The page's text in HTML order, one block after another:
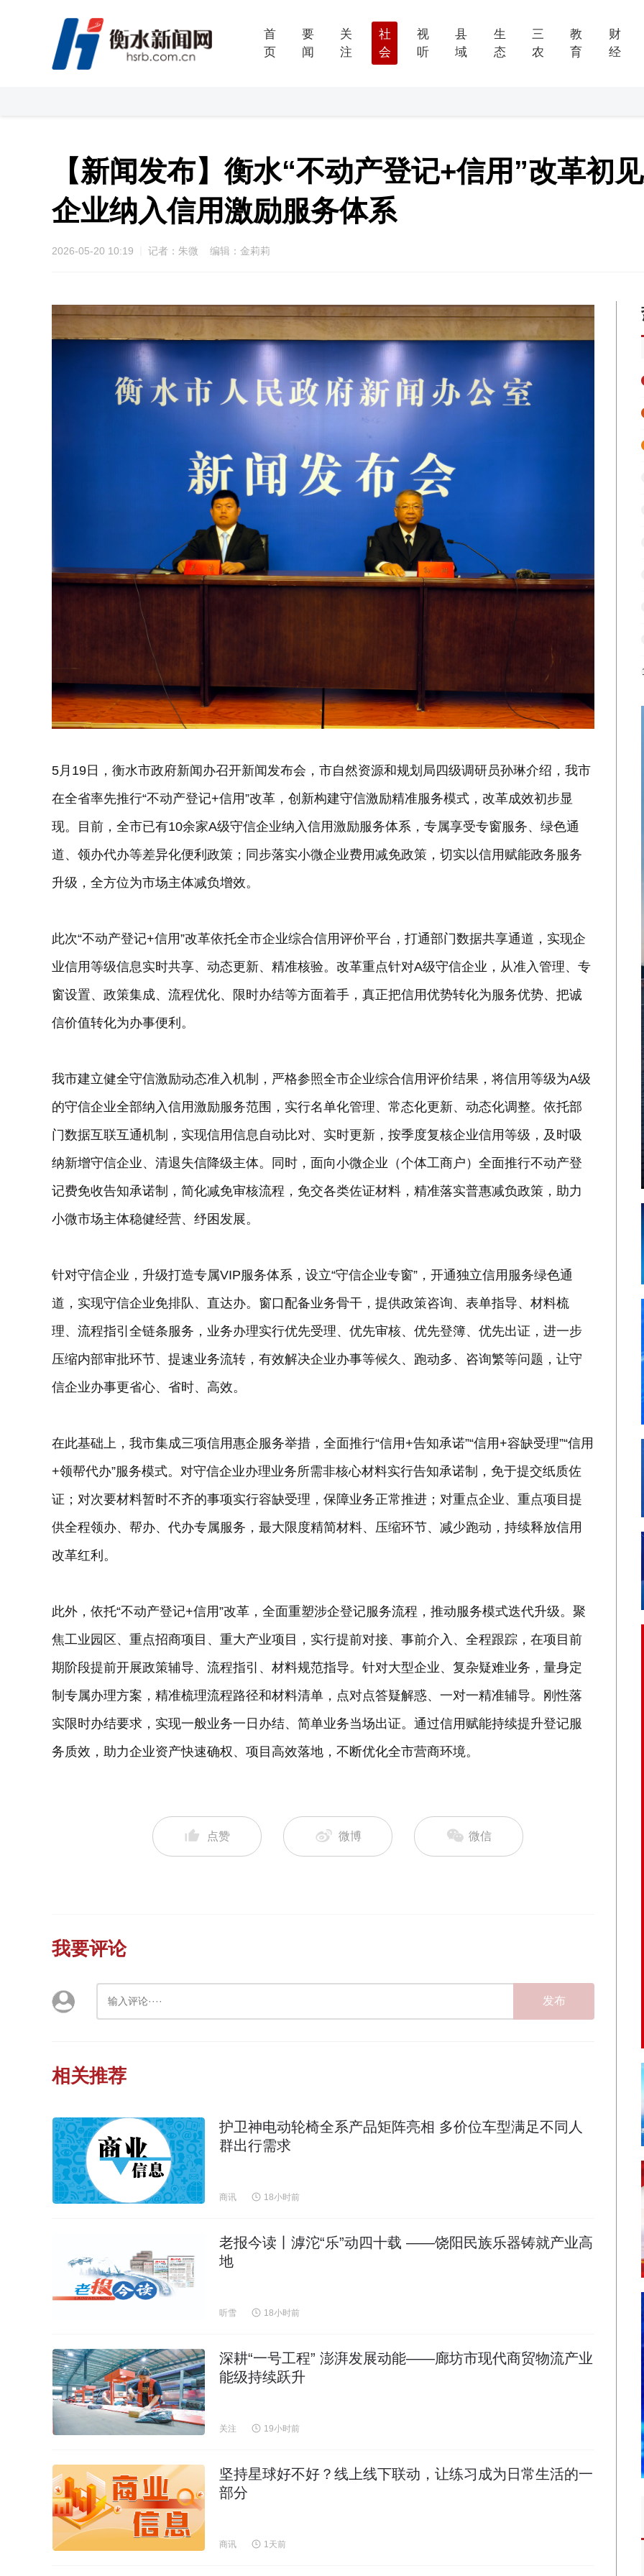
首
页
要
闻
关
注
社
会
视
听
县
域
生
态
三
农
教
育
财
经
【新闻发布】衡水“不动产登记+信用”改革初
企业纳入信用激励服务体系
2026-05-20 10:19 记者：朱微 编辑：金莉莉
5月19日，衡水市政府新闻办召开新闻发布会，市自然资源和规划局四级调研员孙琳介绍，我市
在全省率先推行“不动产登记+信用”改革，创新构建守信激励精准服务模式，改革成效初步显
现。目前，全市已有10余家A级守信企业纳入信用激励服务体系，专属享受专窗服务、绿色通
道、领办代办等差异化便利政策；同步落实小微企业费用减免政策，切实以信用赋能政务服务
升级，全方位为市场主体减负增效。
此次“不动产登记+信用”改革依托全市企业综合信用评价平台，打通部门数据共享通道，实现企
业信用等级信息实时共享、动态更新、精准核验。改革重点针对A级守信企业，从准入管理、专
窗设置、政策集成、流程优化、限时办结等方面着手，真正把信用优势转化为服务优势、把诚
信价值转化为办事便利。
我市建立健全守信激励动态准入机制，严格参照全市企业综合信用评价结果，将信用等级为A级
的守信企业全部纳入信用激励服务范围，实行名单化管理、常态化更新、动态化调整。依托部
门数据互联互通机制，实现信用信息自动比对、实时更新，按季度复核企业信用等级，及时吸
纳新增守信企业、清退失信降级主体。同时，面向小微企业（个体工商户）全面推行不动产登
记费免收告知承诺制，简化减免审核流程，免交各类佐证材料，精准落实普惠减负政策，助力
小微市场主体稳健经营、纾困发展。
针对守信企业，升级打造专属VIP服务体系，设立“守信企业专窗”，开通独立信用服务绿色通
道，实现守信企业免排队、直达办。窗口配备业务骨干，提供政策咨询、表单指导、材料梳
理、流程指引全链条服务，业务办理实行优先受理、优先审核、优先登簿、优先出证，进一步
压缩内部审批环节、提速业务流转，有效解决企业办事等候久、跑动多、咨询繁等问题，让守
信企业办事更省心、省时、高效。
在此基础上，我市集成三项信用惠企服务举措，全面推行“信用+告知承诺”“信用+容缺受理”“信用
+领帮代办”服务模式。对守信企业办理业务所需非核心材料实行告知承诺制，免于提交纸质佐
证；对次要材料暂时不齐的事项实行容缺受理，保障业务正常推进；对重点企业、重点项目提
供全程领办、帮办、代办专属服务，最大限度精简材料、压缩环节、减少跑动，持续释放信用
改革红利。
此外，依托“不动产登记+信用”改革，全面重塑涉企登记服务流程，推动服务模式迭代升级。聚
焦工业园区、重点招商项目、重大产业项目，实行提前对接、事前介入、全程跟踪，在项目前
期阶段提前开展政策辅导、流程指引、材料规范指导。针对大型企业、复杂疑难业务，量身定
制专属办理方案，精准梳理流程路径和材料清单，点对点答疑解惑、一对一精准辅导。刚性落
实限时办结要求，实现一般业务一日办结、简单业务当场出证。通过信用赋能持续提升登记服
务质效，助力企业资产快速确权、项目高效落地，不断优化全市营商环境。
点赞 微博 微信
我要评论
发布
相关推荐
护卫神电动轮椅全系产品矩阵亮相 多价位车型满足不同人
群出行需求
商讯 18小时前
老报今读丨滹沱“乐”动四十载 ——饶阳民族乐器铸就产业高
地
听雪 18小时前
深耕“一号工程” 澎湃发展动能——廊坊市现代商贸物流产业
能级持续跃升
关注 19小时前
坚持星球好不好？线上线下联动，让练习成为日常生活的一
部分
商讯 1天前